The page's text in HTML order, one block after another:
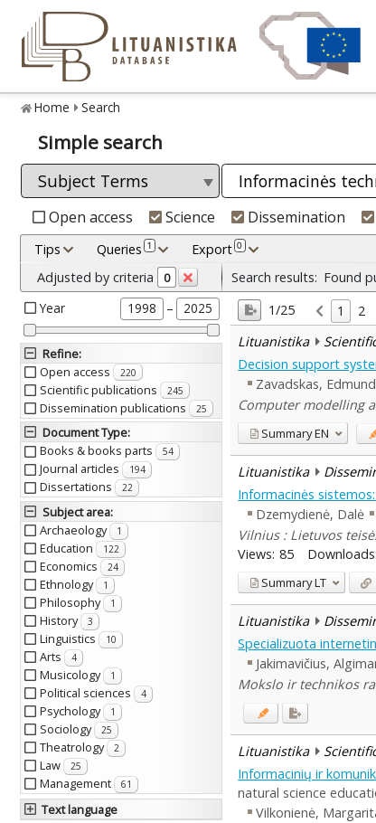
Home Search
Simple search
Open access Science Dissemination
Tips Queries 1 Export 0
Adjusted by criteria 0
Year 1998 – 2025
Refine:
Open access
220
Scientific publications 245
Dissemination publications 25
Document Type:
Books & books parts
54
Journal articles 194
Dissertations 22
Subject area:
Archaeology
1
Education 122
Economics 24
Ethnology 1
Philosophy 1
History 3
Linguistics 10
Arts 4
Musicology 1
Political sciences 4
Psychology 1
Sociology 25
Theatrology 2
Law 25
Management 61
Text language
Search results: Found
1/25
1 2
Lituanistika
Decision support
Zavadskas,
Computer modelling
SummaryEN
Lituanistika
Informacinės
Dzemydienė, Dalė
Vilnius : Lietuvos
Views: 85 Downloads:
SummaryLT
Lituanistika
Specializuota
Jakimavičius,
Mokslo ir technikos
Lituanistika
Informacinių ir
natural science
Vilkonienė,